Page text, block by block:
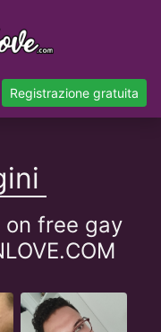
Registrazione gratuita
free gay